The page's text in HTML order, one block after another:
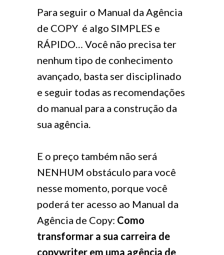
Para seguir o Manual da Agência
de COPY é algo SIMPLES e
RÁPIDO… Você não precisa ter
nenhum tipo de conhecimento
avançado, basta ser disciplinado
e seguir todas as recomendações
do manual para a construção da
sua agência.
E o preço também não será
NENHUM obstáculo para você
nesse momento, porque você
poderá ter acesso ao Manual da
Agência de Copy: Como
transformar a sua carreira de
copywriter em uma agência de